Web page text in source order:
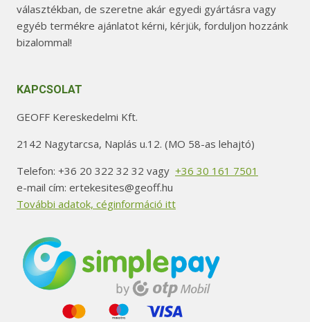
választékban, de szeretne akár egyedi gyártásra vagy
egyéb termékre ajánlatot kérni, kérjük, forduljon hozzánk
bizalommal!
KAPCSOLAT
GEOFF Kereskedelmi Kft.
2142 Nagytarcsa, Naplás u.12. (MO 58-as lehajtó)
Telefon: +36 20 322 32 32 vagy +36 30 161 7501
e-mail cím: ertekesites@geoff.hu
További adatok, céginformáció itt